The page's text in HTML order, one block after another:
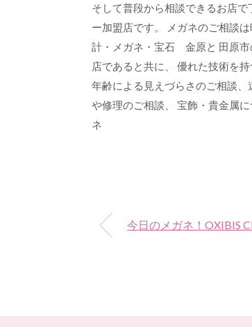
そして普段から相談できるお店
ー加盟店です。 メガネのご相
計・メガネ・宝石 金原と 田原市
店であると共に、 優れた技術を
年齢による見えづらさのご相談
や修理のご相談、 宝飾・貴金属
ネ
今日のメガネ！OXIBIS